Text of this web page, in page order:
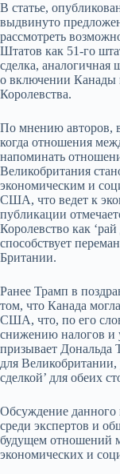
В статье,
выдвинуто
рассмотреть
Штатов как 51-го
сделка,
о включении
Королевства.
По мнению авторов,
когда отношения
напоминать
Великобритания
экономическим и
США, что ведет к
публикации
Королевство как
способствует
Британии.
Ранее Трамп в
том, что Канада
США, что, по его
снижению налогов и
призывает Дональда
для Великобритании,
сделкой’ для обеих
Обсуждение данного
среди экспертов и
будущем отношений
экономических и